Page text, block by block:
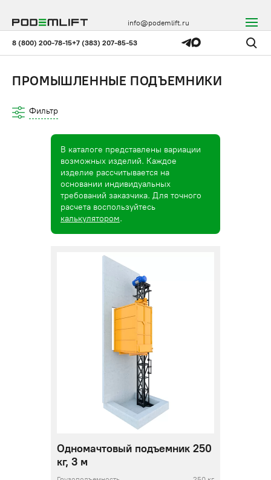
8 (800) 200-78-15+7 (383) 207-85-53
info@podemlift.ru
ПРОМЫШЛЕННЫЕ ПОДЪЕМНИКИ
Фильтр
В каталоге представлены вариации
возможных изделий. Каждое
изделие рассчитывается на
основании индивидуальных
требований заказчика. Для точного
расчета воспользуйтесь
калькулятором.
Одномачтовый подъемник 250
кг, 3 м